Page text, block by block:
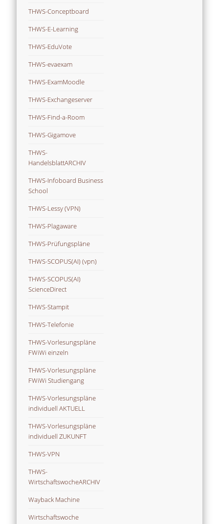
THWS-Conceptboard
THWS-E-Learning
THWS-EduVote
THWS-evaexam
THWS-ExamMoodle
THWS-Exchangeserver
THWS-Find-a-Room
THWS-Gigamove
THWS-
HandelsblattARCHIV
THWS-Infoboard Business
School
THWS-Lessy (VPN)
THWS-Plagaware
THWS-Prüfungspläne
THWS-SCOPUS(AI) (vpn)
THWS-SCOPUS(AI)
ScienceDirect
THWS-Stampit
THWS-Telefonie
THWS-Vorlesungspläne
FWiWi einzeln
THWS-Vorlesungspläne
FWiWi Studiengang
THWS-Vorlesungspläne
individuell AKTUELL
THWS-Vorlesungspläne
individuell ZUKUNFT
THWS-VPN
THWS-
WirtschaftswocheARCHIV
Wayback Machine
Wirtschaftswoche